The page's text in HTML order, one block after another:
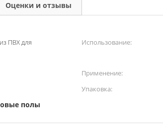
Оценки и отзывы
ПВХ для
Использование:
Применение:
Упаковка:
полы